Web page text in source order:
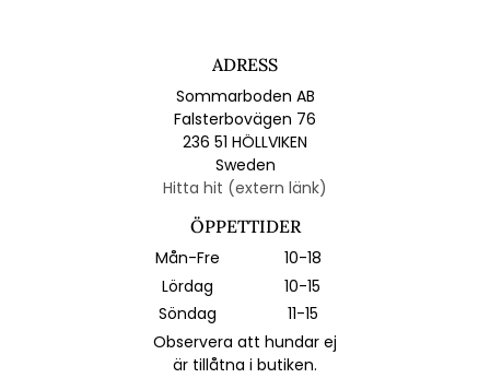
ADRESS
Sommarboden AB
Falsterbovägen 76
236 51 HÖLLVIKEN
Sweden
Hitta hit (extern länk)
ÖPPETTIDER
Mån-Fre
10-18
Lördag
10-15
Söndag
11-15
Observera att hundar ej
är tillåtna i butiken.